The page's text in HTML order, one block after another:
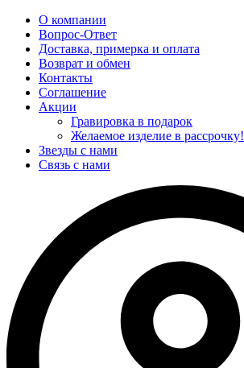
О компании
Вопрос-Ответ
Доставка, примерка и оплата
Возврат и обмен
Контакты
Соглашение
Акции
Гравировка в подарок
Желаемое изделие в рассрочку!
Звезды с нами
Связь с нами